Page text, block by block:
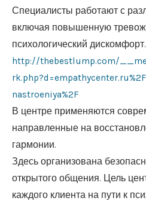
Специалисты работают с
включая повышенную
психологический дискомфорт.
http://thebestlump.com/
nastroeniya%2F
В центре применяются
направленные на
гармонии.
Здесь организована
открытого общения. Цель
каждого клиента на пути к